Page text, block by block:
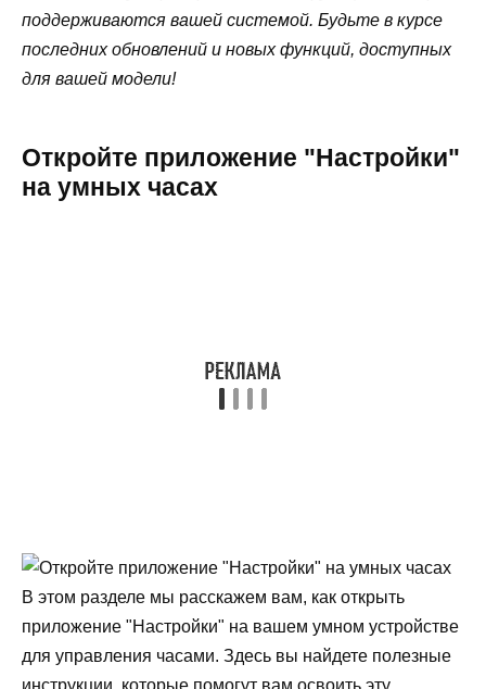
поддерживаются вашей системой. Будьте в курсе
последних обновлений и новых функций, доступных
для вашей модели!
Откройте приложение "Настройки"
на умных часах
В этом разделе мы расскажем вам, как открыть
приложение "Настройки" на вашем умном устройстве
для управления часами. Здесь вы найдете полезные
инструкции, которые помогут вам освоить эту